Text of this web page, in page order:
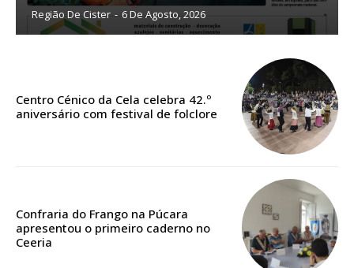
Sendo assinante terá acesso a todos os conteúdos exclusivos e versões
32€
Região De Cister - 6 De Agosto, 2026
Centro Cénico da Cela celebra 42.º
aniversário com festival de folclore
Confraria do Frango na Púcara
apresentou o primeiro caderno no
Ceeria